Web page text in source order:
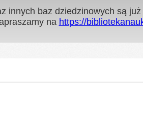
innych baz dziedzinowych są
na https://